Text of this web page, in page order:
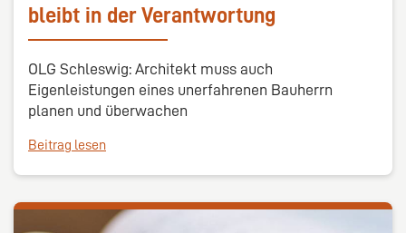
bleibt in der Verantwortung
OLG Schleswig: Architekt muss auch
Eigenleistungen eines unerfahrenen Bauherrn
planen und überwachen
Beitrag lesen